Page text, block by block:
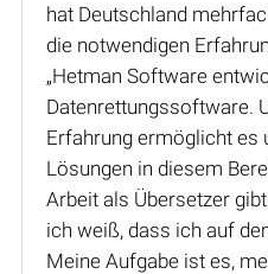
hat Deutschland
die notwendigen
„Hetman Software
Datenrettungssoftware.
Erfahrung ermöglicht es
Lösungen in diesem
Arbeit als Übersetzer
ich weiß, dass ich auf
Meine Aufgabe ist es,